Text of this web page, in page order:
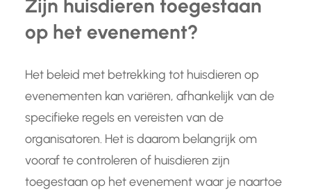
Zijn huisdieren toegestaan
op het evenement?
Het beleid met betrekking tot huisdieren op
evenementen kan variëren, afhankelijk van de
specifieke regels en vereisten van de
organisatoren. Het is daarom belangrijk om
vooraf te controleren of huisdieren zijn
toegestaan op het evenement waar je naartoe